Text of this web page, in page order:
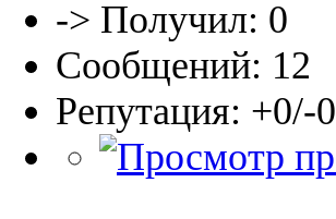
-> Получил: 0
Сообщений: 12
Репутация: +0/-0